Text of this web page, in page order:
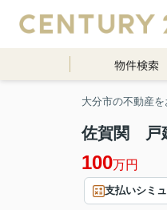
物件検索
大分市の不動産
佐賀関 戸
100万円
支払いシミ